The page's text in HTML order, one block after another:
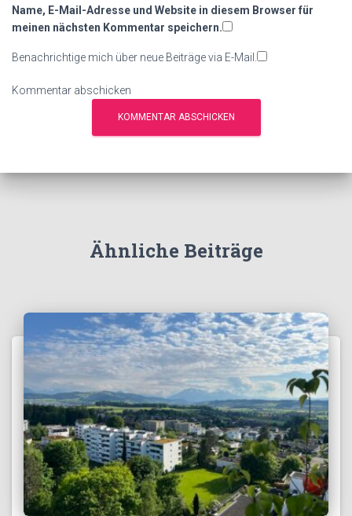
Name, E-Mail-Adresse und Website in diesem Browser für
meinen nächsten Kommentar speichern.
Benachrichtige mich über neue Beiträge via E-Mail.
Kommentar abschicken
Ähnliche Beiträge